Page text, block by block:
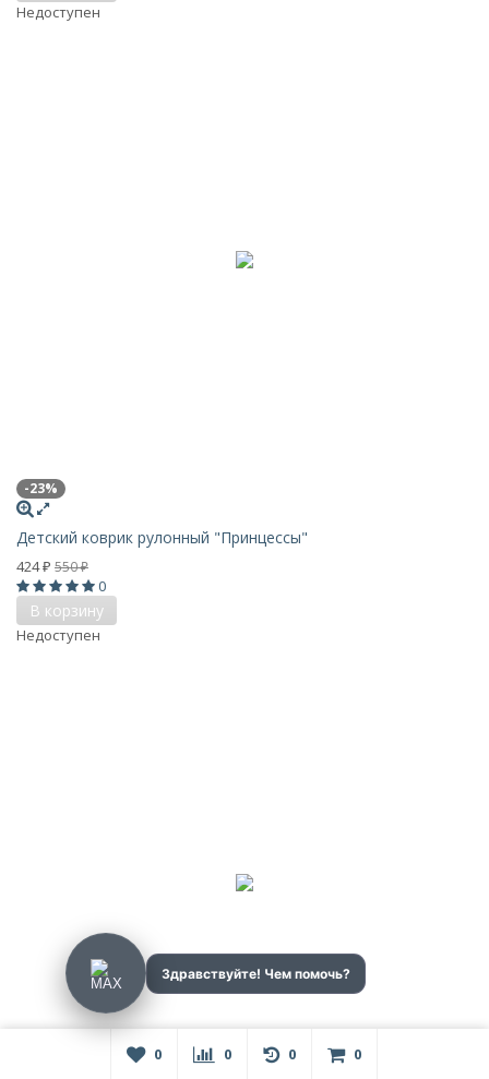
Недоступен
-23%
Детский коврик рулонный "Принцессы"
424₽ 550₽
0
В корзину
Недоступен
0 0 0 0